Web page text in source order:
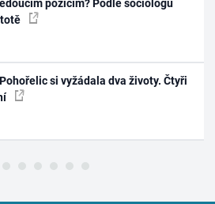
pozicím? Podle sociologů
si vyžádala dva životy. Čtyři